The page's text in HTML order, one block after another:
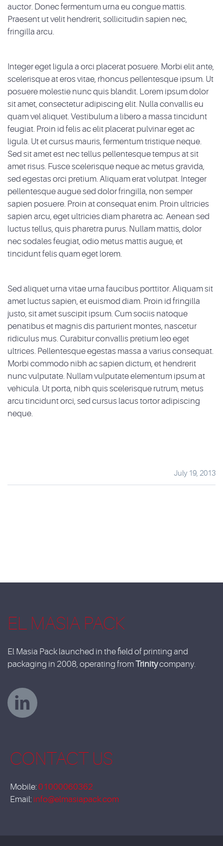
auctor. Donec fermentum urna eu congue mattis.
Praesent ut velit hendrerit, sollicitudin sapien nec,
fringilla arcu.
Integer eget ligula a orci placerat posuere. Morbi elit ante,
scelerisque at eros vitae, rhoncus pellentesque ipsum. Ut
posuere molestie nunc quis blandit. Lorem ipsum dolor
sit amet, consectetur adipiscing elit. Nulla convallis eu
quam vel aliquet. Vestibulum a libero a massa tincidunt
feugiat. Proin id felis ac elit placerat pulvinar eget ac
ligula. Ut et cursus mauris, fermentum tristique neque.
Sed sit amet est nec tellus pellentesque tempus at sit
amet risus. Fusce scelerisque neque ac metus gravida,
sed egestas orci pretium. Aliquam erat volutpat. Integer
pellentesque augue sed dolor fringilla, non semper
sapien posuere. Proin at consequat enim. Proin ultricies
sapien arcu, eget ultricies diam pharetra ac. Aenean sed
luctus tellus, quis pharetra purus. Nullam mattis, dolor
nec sodales feugiat, odio metus mattis augue, et
tincidunt felis quam eget lorem.
Sed aliquet urna vitae urna faucibus porttitor. Aliquam sit
amet luctus sapien, et euismod diam. Proin id fringilla
justo, sit amet suscipit ipsum. Cum sociis natoque
penatibus et magnis dis parturient montes, nascetur
ridiculus mus. Curabitur convallis pretium leo eget
ultrices. Pellentesque egestas massa a varius consequat.
Morbi commodo nibh ac sapien dictum, et hendrerit
nunc vulputate. Nullam vulputate elementum ipsum at
vehicula. Ut porta, nibh quis scelerisque rutrum, metus
arcu tincidunt orci, sed cursus lacus tortor adipiscing
neque.
July 19, 2013
EL MASIA PACK
El Masia Pack launched in the field of printing and
packaging in 2008, operating from Trinitycompany.
CONTACT US
Mobile: 01000060362
Email: info@elmasiapack.com